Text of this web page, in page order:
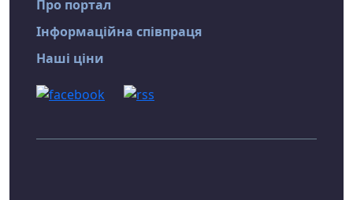
Про портал
Інформаційна співпраця
Наші ціни